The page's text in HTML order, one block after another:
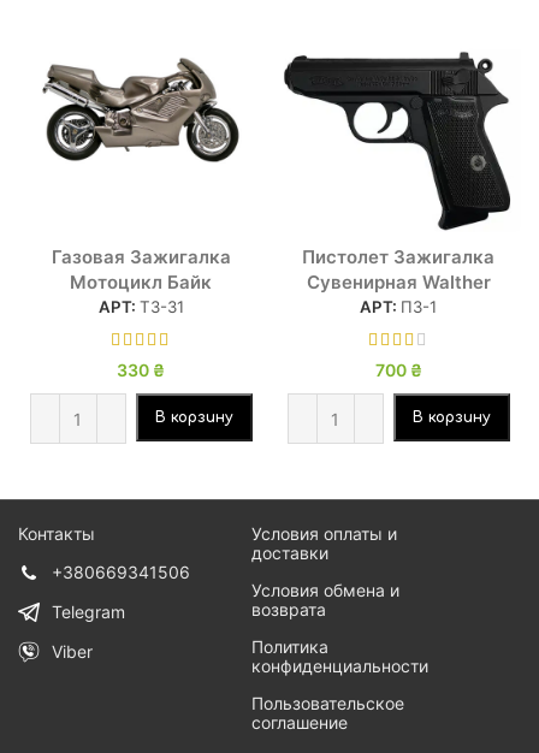
Газовая Зажигалка
Мотоцикл Байк
АРТ: ТЗ-31
330 ₴
В корзину
Пистолет Зажигалка
Сувенирная Walther
АРТ: ПЗ-1
700 ₴
В корзину
Контакты
+380669341506
Telegram
Viber
Условия оплаты и
доставки
Условия обмена и
возврата
Политика
конфиденциальности
Пользовательское
соглашение